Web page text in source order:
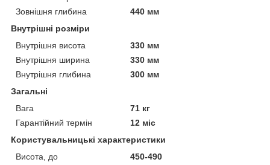
Зовнішня глибина
440 мм
Внутрішні розміри
Внутрішня висота
330 мм
Внутрішня ширина
330 мм
Внутрішня глибина
300 мм
Загальні
Вага
71 кг
Гарантійний термін
12 міс
Користувальницькі характеристики
Висота, до
450-490